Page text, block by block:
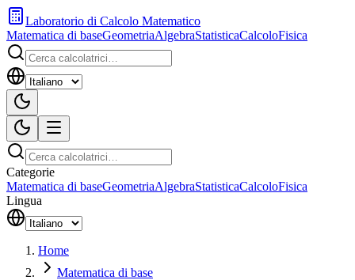
Laboratorio di Calcolo Matematico
Matematica di baseGeometriaAlgebraStatisticaCalcoloFisica
Categorie
Matematica di baseGeometriaAlgebraStatisticaCalcoloFisica
Lingua
Home
Matematica di base